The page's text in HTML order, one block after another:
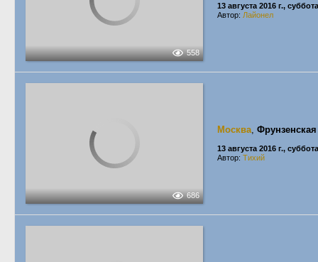
558
13 августа 2016 г., суббота
Автор: Лайонел
686
Москва,
13 августа 2016 г., суббота
Автор: Тихий